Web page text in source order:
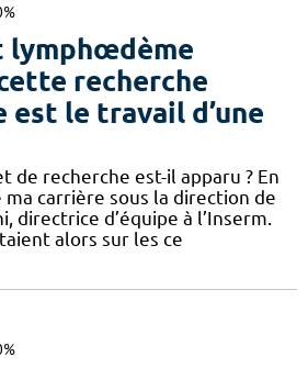
lymphœdème
recherche
le travail d’une
de recherche est-il apparu ? En
ma carrière sous la direction de
directrice d’équipe à l’Inserm.
alors sur les ce